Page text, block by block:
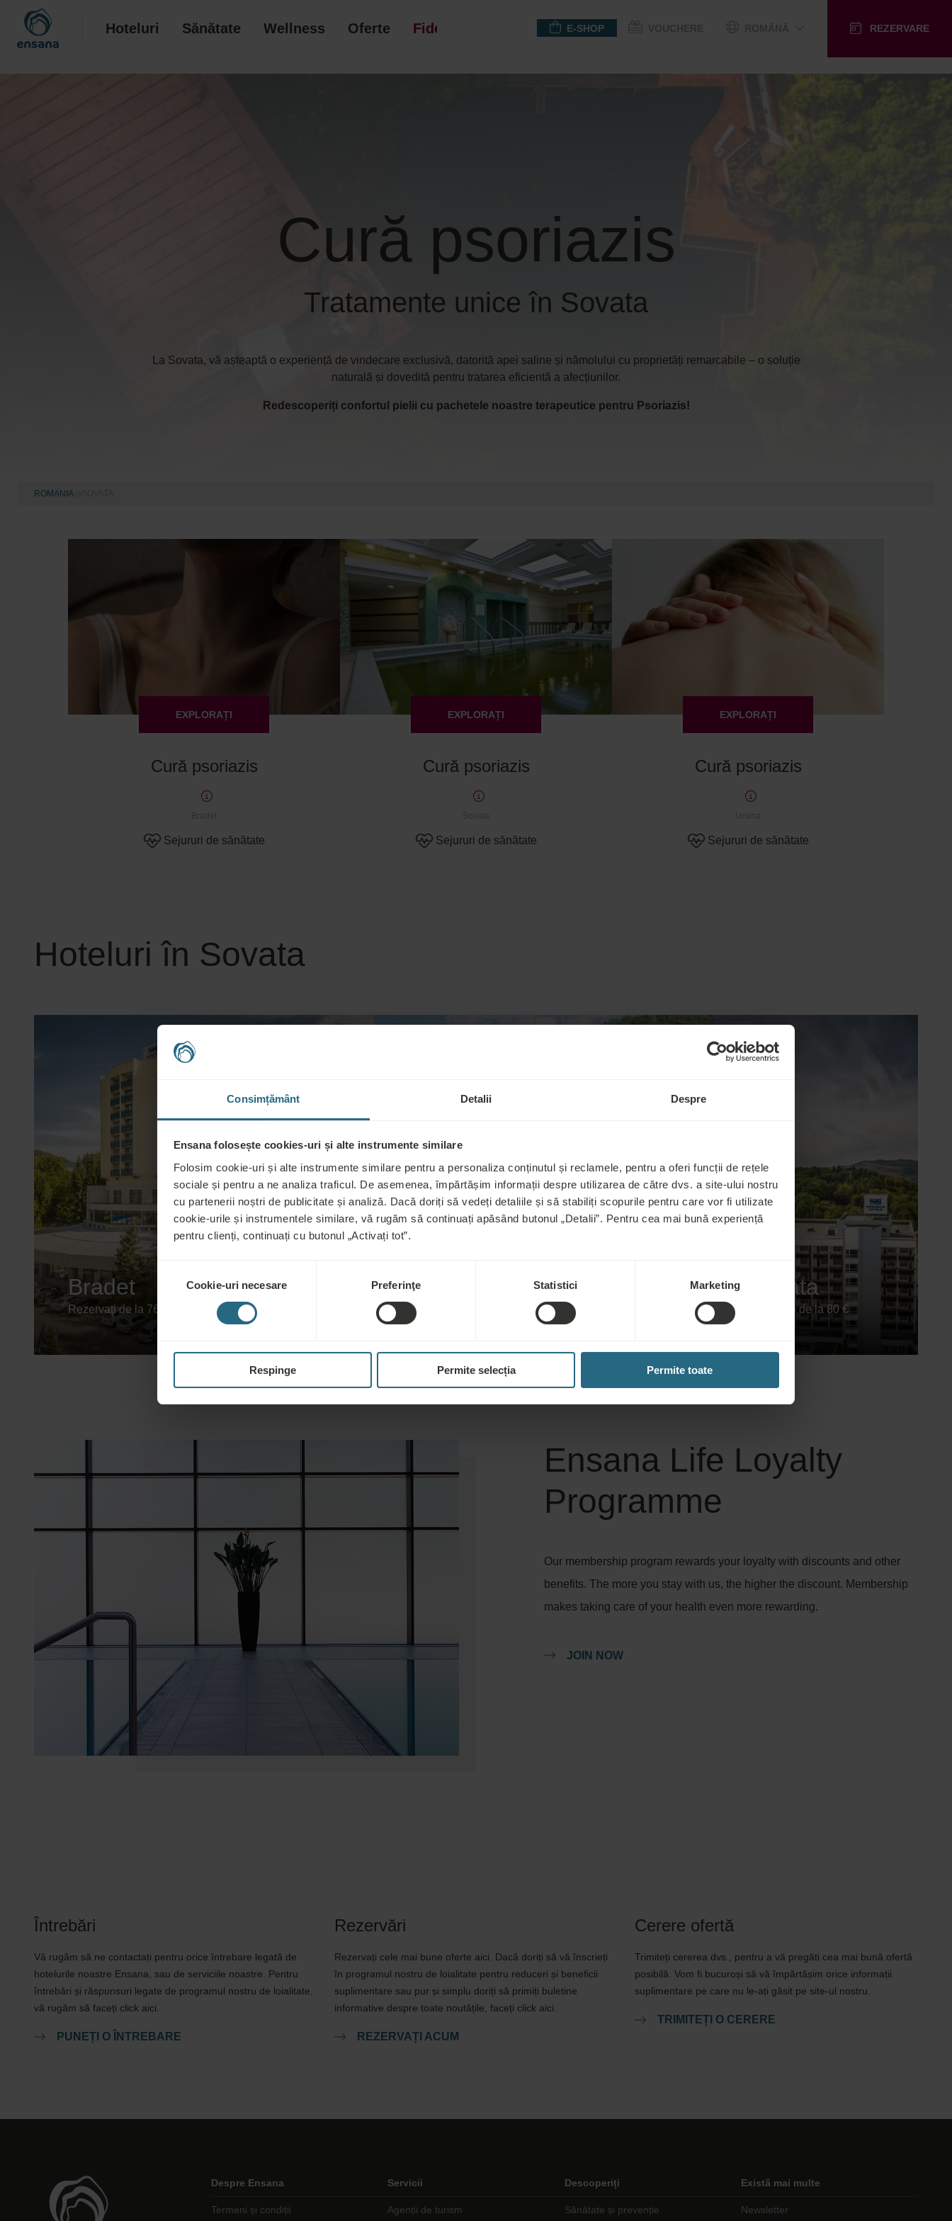
Consimțământ Detalii Despre
Ensana folosește cookies-uri și alte instrumente similare
Folosim cookie-uri și alte instrumente similare pentru a personaliza conținutul și reclamele, pentru a oferi funcții de rețele
sociale și pentru a ne analiza traficul. De asemenea, împărtășim informații despre utilizarea de către dvs. a site-ului nostru
cu partenerii noștri de publicitate și analiză. Dacă doriți să vedeți detaliile și să stabiliți scopurile pentru care vor fi utilizate
cookie-urile și instrumentele similare, vă rugăm să continuați apăsând butonul „Detalii”. Pentru cea mai bună experiență
pentru clienți, continuați cu butonul „Activați tot”.
consimțământului
Cookie-uri necesare Preferinţe Statistici Marketing
Respinge Permite selecția Permite toate
Hoteluri Sănătate Wellness Oferte Fidelizare E-SHOP REZERVARE
Cură psoriazis
Tratamente unice în Sovata
La Sovata, vă așteaptă o experiență de vindecare exclusivă, datorită apei saline și nămolului cu proprietăți remarcabile – o soluție
naturală și dovedită pentru tratarea eficientă a afecțiunilor.
Redescoperiți confortul pielii cu pachetele noastre terapeutice pentru Psoriazis!
ROMANIA
EXPLORAȚI
Cură psoriazis
Sejururi de sănătate
EXPLORAȚI
Cură psoriazis
Sejururi de sănătate
EXPLORAȚI
Cură psoriazis
Sejururi de sănătate
Hoteluri în Sovata
Bradet
Rezervați de la 76 €
Ursina
Rezervați de la 61 €
Sovata
Rezervați de la 80 €
Ensana Life Loyalty
Programme
Our membership program rewards your loyalty with discounts and other
benefits. The more you stay with us, the higher the discount. Membership
makes taking care of your health even more rewarding.
JOIN NOW
Întrebări
Vă rugăm să ne contactați pentru orice întrebare legată de
hotelurile noastre Ensana, sau de serviciile noastre. Pentru
întrebări și răspunsuri legate de programul nostru de loialitate,
vă rugăm să faceți click aici.
PUNEȚI O ÎNTREBARE
Rezervări
Rezervați cele mai bune oferte aici. Dacă doriți să vă înscrieți
în programul nostru de loialitate pentru reduceri și beneficii
suplimentare sau pur și simplu doriți să primiți buletine
informative despre toate noutățile, faceți click aici.
REZERVAȚI ACUM
Cerere ofertă
Trimiteți cererea dvs., pentru a vă pregăti cea mai bună ofertă
posibilă. Vom fi bucuroși să vă împărtășim orice informații
suplimentare pe care nu le-ați găsit pe site-ul nostru.
TRIMITEȚI O CERERE
Despre Ensana
Termeni și condiții
Servicii
Agenții de turism
Descoperiți
Sănătate și prevenție
Există mai multe
Newsletter